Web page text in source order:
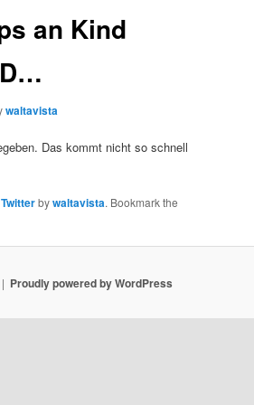
an Kind
waltavista
Das kommt nicht so schnell
Twitterbywaltavista. Bookmark the
Proudly powered by WordPress